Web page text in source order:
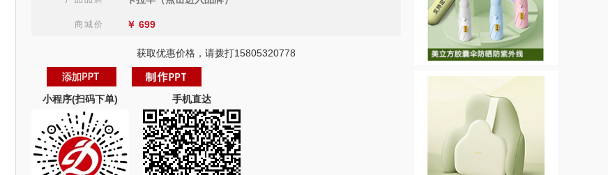
商城价 ￥ 699
获取优惠价格，请拨打15805320778
小程序(扫码下单) 手机直达